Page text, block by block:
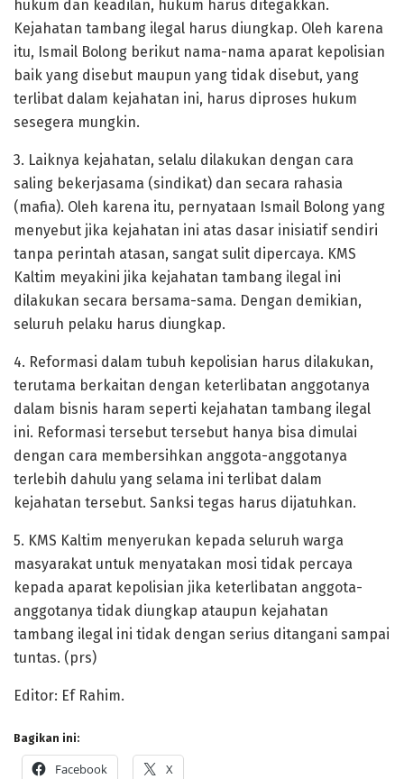
hukum dan keadilan, hukum harus ditegakkan.
Kejahatan tambang ilegal harus diungkap. Oleh karena
itu, Ismail Bolong berikut nama-nama aparat kepolisian
baik yang disebut maupun yang tidak disebut, yang
terlibat dalam kejahatan ini, harus diproses hukum
sesegera mungkin.
3. Laiknya kejahatan, selalu dilakukan dengan cara
saling bekerjasama (sindikat) dan secara rahasia
(mafia). Oleh karena itu, pernyataan Ismail Bolong yang
menyebut jika kejahatan ini atas dasar inisiatif sendiri
tanpa perintah atasan, sangat sulit dipercaya. KMS
Kaltim meyakini jika kejahatan tambang ilegal ini
dilakukan secara bersama-sama. Dengan demikian,
seluruh pelaku harus diungkap.
4. Reformasi dalam tubuh kepolisian harus dilakukan,
terutama berkaitan dengan keterlibatan anggotanya
dalam bisnis haram seperti kejahatan tambang ilegal
ini. Reformasi tersebut tersebut hanya bisa dimulai
dengan cara membersihkan anggota-anggotanya
terlebih dahulu yang selama ini terlibat dalam
kejahatan tersebut. Sanksi tegas harus dijatuhkan.
5. KMS Kaltim menyerukan kepada seluruh warga
masyarakat untuk menyatakan mosi tidak percaya
kepada aparat kepolisian jika keterlibatan anggota-
anggotanya tidak diungkap ataupun kejahatan
tambang ilegal ini tidak dengan serius ditangani sampai
tuntas. (prs)
Editor: Ef Rahim.
Bagikan ini:
Facebook X